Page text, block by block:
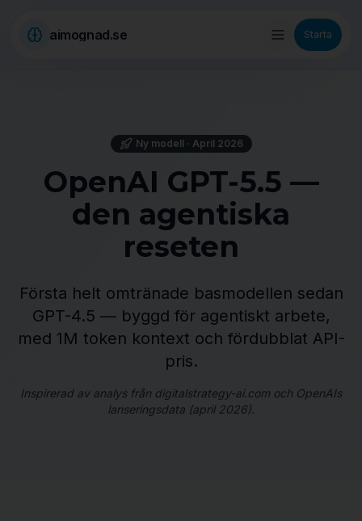
aimognad.se Starta
Ny modell · April 2026
OpenAI GPT-5.5 —
den agentiska
reseten
Första helt omtränade basmodellen sedan
GPT-4.5 — byggd för agentiskt arbete,
med 1M token kontext och fördubblat API-
pris.
Inspirerad av analys från digitalstrategy-ai.com och OpenAIs
lanseringsdata (april 2026).